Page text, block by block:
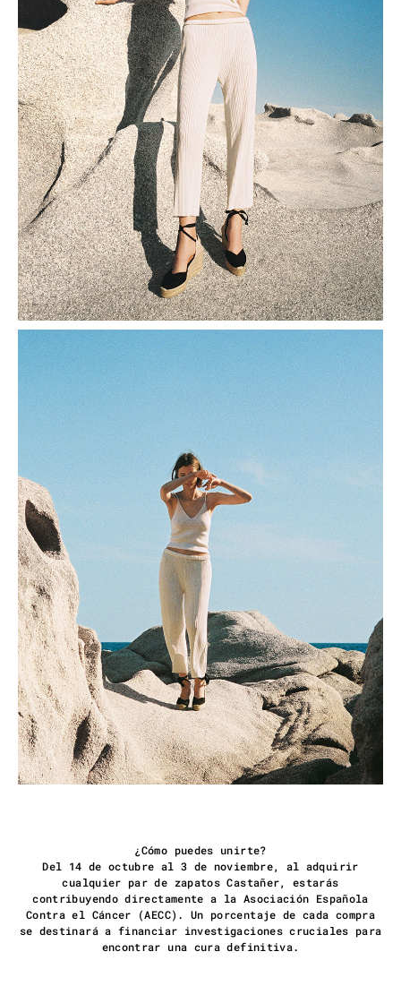
¿Cómo puedes unirte?
Del 14 de octubre al 3 de noviembre, al adquirir
cualquier par de zapatos Castañer, estarás
contribuyendo directamente a la Asociación Española
Contra el Cáncer (AECC). Un porcentaje de cada compra
se destinará a financiar investigaciones cruciales para
encontrar una cura definitiva.